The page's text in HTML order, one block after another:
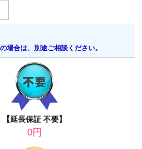
場合は、別途ご相談ください。
【延長保証 不要】
0円